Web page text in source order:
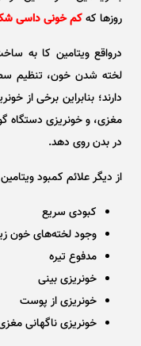
روزها کهکم خونی داسی
درواقع ویتامین کا به
لخته شدن خون، تنظیم
دارند؛ بنابراین برخی از
مغزی، و خونریزی دستگاه
در بدن روی دهد.
از دیگر علائم کمبود
کبودی سریع
وجود لخته‌های خون
مدفوع تیره
خونریزی بینی
خونریزی از پوست
خونریزی ناگهانی